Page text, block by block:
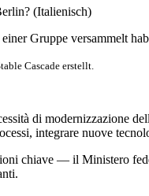
(Italienisch)
Cascade erstellt.
di modernizzazione
integrare nuove
chiave — il Ministero